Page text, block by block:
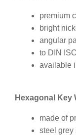
premium
bright
angular
to DIN
available
Hexagonal Key
made of
steel grey